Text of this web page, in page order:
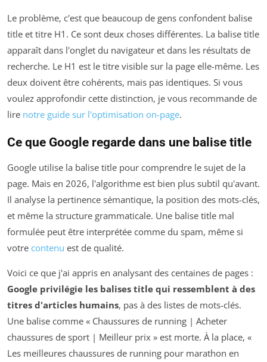
Le problème, c'est que beaucoup de gens confondent balise
title et titre H1. Ce sont deux choses différentes. La balise title
apparaît dans l'onglet du navigateur et dans les résultats de
recherche. Le H1 est le titre visible sur la page elle-même. Les
deux doivent être cohérents, mais pas identiques. Si vous
voulez approfondir cette distinction, je vous recommande de
lire notre guide sur l'optimisation on-page.
Ce que Google regarde dans une balise title
Google utilise la balise title pour comprendre le sujet de la
page. Mais en 2026, l'algorithme est bien plus subtil qu'avant.
Il analyse la pertinence sémantique, la position des mots-clés,
et même la structure grammaticale. Une balise title mal
formulée peut être interprétée comme du spam, même si
votre contenu est de qualité.
Voici ce que j'ai appris en analysant des centaines de pages :
Google privilégie les balises title qui ressemblent à des
titres d'articles humains, pas à des listes de mots-clés.
Une balise comme « Chaussures de running | Acheter
chaussures de sport | Meilleur prix » est morte. À la place, «
Les meilleures chaussures de running pour marathon en